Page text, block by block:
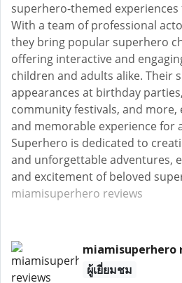
superhero-themed
With a team of professional
they bring popular superhero
offering interactive and
children and adults alike. Their
appearances at birthday
community festivals, and more,
and memorable experience for
Superhero is dedicated to
and unforgettable adventures,
and excitement of beloved
miamisuperhero reviews
miamisuperhero
ผู้เยี่ยมชม